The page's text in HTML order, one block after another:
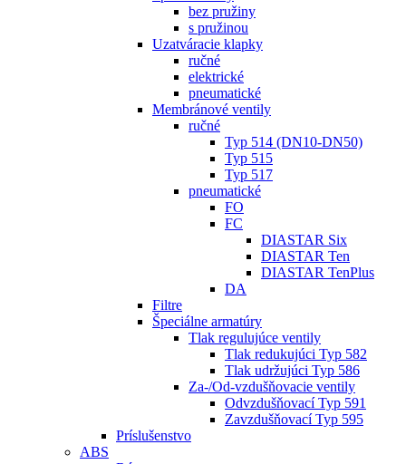
bez pružiny
s pružinou
Uzatváracie klapky
ručné
elektrické
pneumatické
Membránové ventily
ručné
Typ 514 (DN10-DN50)
Typ 515
Typ 517
pneumatické
FO
FC
DIASTAR Six
DIASTAR Ten
DIASTAR TenPlus
DA
Filtre
Špeciálne armatúry
Tlak regulujúce ventily
Tlak redukujúci Typ 582
Tlak udržujúci Typ 586
Za-/Od-vzdušňovacie ventily
Odvzdušňovací Typ 591
Zavzdušňovací Typ 595
Príslušenstvo
ABS